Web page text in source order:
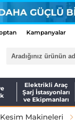
Kampanyalar
Elektrikli Araç
Şarj İstasyonları
ve Ekipmanları
Kesim Makineleri